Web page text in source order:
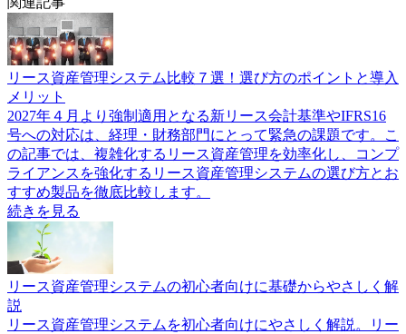
リース資産管理システム比較７選！選び方のポイントと導入
メリット
2027年４月より強制適用となる新リース会計基準やIFRS16
号への対応は、経理・財務部門にとって緊急の課題です。こ
の記事では、複雑化するリース資産管理を効率化し、コンプ
ライアンスを強化するリース資産管理システムの選び方とお
すすめ製品を徹底比較します。
続きを見る
リース資産管理システムの初心者向けに基礎からやさしく解
説
リース資産管理システムを初心者向けにやさしく解説。リー